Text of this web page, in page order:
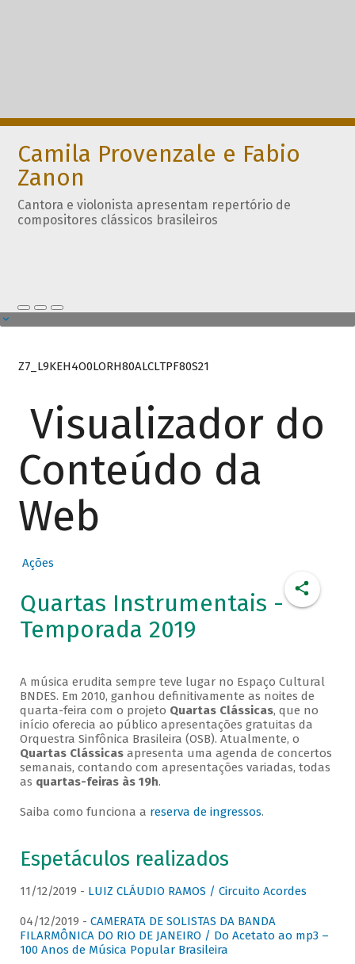
Camila Provenzale e Fabio
Zanon
Cantora e violonista apresentam repertório de
compositores clássicos brasileiros
Z7_L9KEH4O0LORH80ALCLTPF80S21
Visualizador do
Conteúdo da
Web
Ações
Quartas Instrumentais -
Temporada 2019
A música erudita sempre teve lugar no Espaço Cultural
BNDES. Em 2010, ganhou definitivamente as noites de
quarta-feira com o projeto Quartas Clássicas, que no
início oferecia ao público apresentações gratuitas da
Orquestra Sinfônica Brasileira (OSB). Atualmente, o
Quartas Clássicasapresenta uma agenda de concertos
semanais, contando com apresentações variadas, todas
as quartas-feiras às 19h.
Saiba como funciona a reserva de ingressos.
Espetáculos realizados
11/12/2019 - LUIZ CLÁUDIO RAMOS / Circuito Acordes
04/12/2019 - CAMERATA DE SOLISTAS DA BANDA
FILARMÔNICA DO RIO DE JANEIRO / Do Acetato ao mp3 –
100 Anos de Música Popular Brasileira